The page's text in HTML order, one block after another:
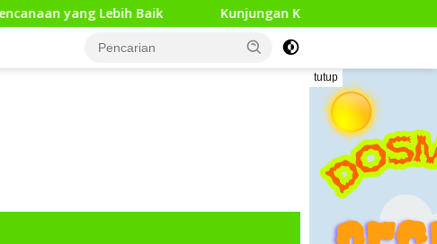
Lebih Baik Kunjungan Kerja Pengawas Pendidikan
tutup